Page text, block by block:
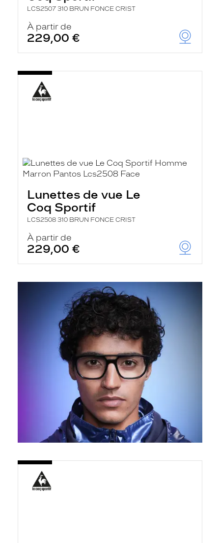
LCS2507 310 BRUN FONCE CRIST
À partir de
229,00 €
Lunettes de vue Le
Coq Sportif
LCS2508 310 BRUN FONCE CRIST
À partir de
229,00 €